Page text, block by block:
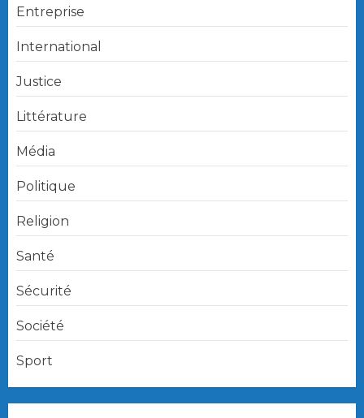
Entreprise
International
Justice
Littérature
Média
Politique
Religion
Santé
Sécurité
Société
Sport